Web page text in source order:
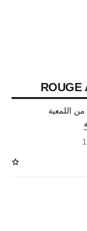
ROUGE
اللمعية